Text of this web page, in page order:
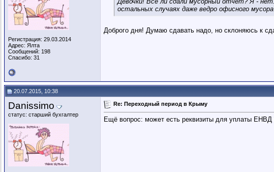
Регистрация: 29.03.2014
Адрес: Ялта
Сообщений: 198
Спасибо: 31
остальных случаях даже ведро офисного
Доброго дня! Думаю сдавать надо, но склоняюсь к
20.07.2015, 10:38
Danissimo
статус: старший бухгалтер
Re: Переходный период в Крыму
Ещё вопрос: может есть реквизиты для уплаты